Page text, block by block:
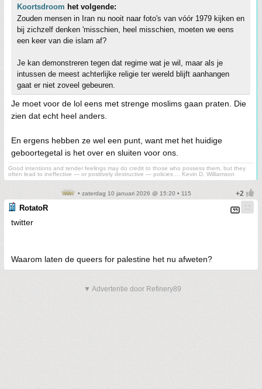
Koortsdroom het volgende:
Zouden mensen in Iran nu nooit naar foto's van vóór 1979 kijken en
bij zichzelf denken 'misschien, heel misschien, moeten we eens
een keer van die islam af?
Je kan demonstreren tegen dat regime wat je wil, maar als je
intussen de meest achterlijke religie ter wereld blijft aanhangen
gaat er niet zoveel gebeuren.
Je moet voor de lol eens met strenge moslims gaan praten. Die
zien dat echt heel anders.
En ergens hebben ze wel een punt, want met het huidige
geboortegetal is het over en sluiten voor ons.
Good intentions and tender feelings may do credit to those who possess them, but they
often lead to ineffective — or positively destructive — policies ... Kevin D. Williamson
• zaterdag 10 januari 2026 @ 15:20 • 115
RotatoR
twitter
Waarom laten de queers for palestine het nu afweten?
▼ Advertentie door Refinery89